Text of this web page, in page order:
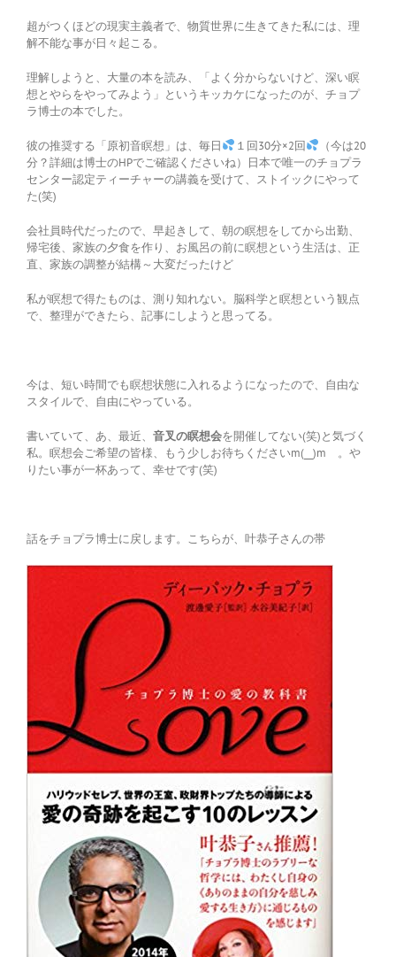
超がつくほどの現実主義者で、物質世界に生きてきた私には、理
解不能な事が日々起こる。
理解しようと、大量の本を読み、「よく分からないけど、深い瞑
想とやらをやってみよう」というキッカケになったのが、チョプ
ラ博士の本でした。
彼の推奨する「原初音瞑想」は、毎日 １回30分×2回
（今は20
分？詳細は博士のHPでご確認くださいね）日本で唯一のチョプラ
センター認定ティーチャーの講義を受けて、ストイックにやって
た(笑)
会社員時代だったので、早起きして、朝の瞑想をしてから出勤、
帰宅後、家族の夕食を作り、お風呂の前に瞑想という生活は、正
直、家族の調整が結構～大変だったけど
私が瞑想で得たものは、測り知れない。脳科学と瞑想という観点
で、整理ができたら、記事にしようと思ってる。
今は、短い時間でも瞑想状態に入れるようになったので、自由な
スタイルで、自由にやっている。
書いていて、あ、最近、 音叉の瞑想会を開催してない(笑)と気づく
私。瞑想会ご希望の皆様、もう少しお待ちくださいm(__)m 。や
りたい事が一杯あって、幸せです(笑)
話をチョプラ博士に戻します。こちらが、叶恭子さんの帯